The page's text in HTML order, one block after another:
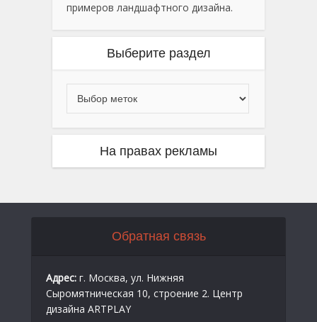
примеров ландшафтного дизайна.
Выберите раздел
На правах рекламы
Обратная связь
Адрес: г. Москва, ул. Нижняя
Сыромятническая 10, строение 2. Центр
дизайна ARTPLAY